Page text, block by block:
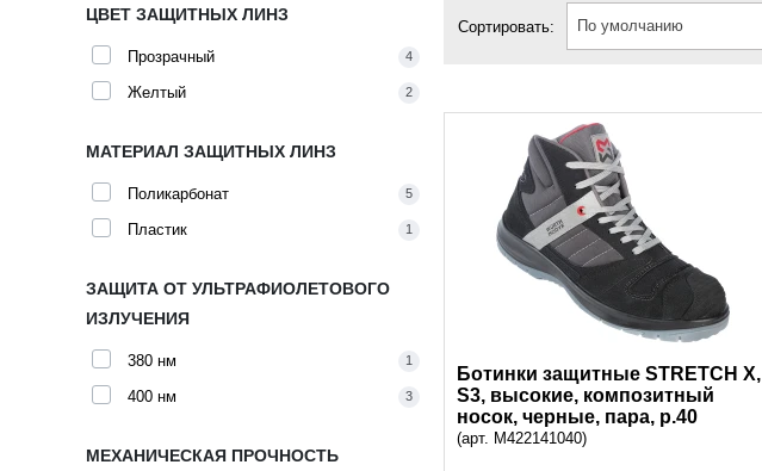
ЦВЕТ ЗАЩИТНЫХ ЛИНЗ
Прозрачный 4
Желтый 2
МАТЕРИАЛ ЗАЩИТНЫХ ЛИНЗ
Поликарбонат 5
Пластик 1
ЗАЩИТА ОТ УЛЬТРАФИОЛЕТОВОГО
ИЗЛУЧЕНИЯ
380 нм 1
400 нм 3
МЕХАНИЧЕСКАЯ ПРОЧНОСТЬ
Сортировать: По умолчанию
Ботинки защитные STRETCH X,
S3, высокие, композитный
носок, черные, пара, р.40
(арт. M422141040)